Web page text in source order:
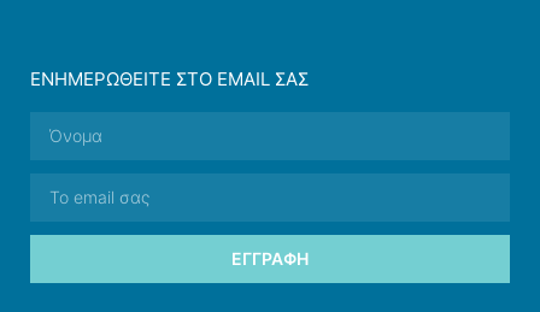
ΕΝΗΜΕΡΩΘΕΊΤΕ ΣΤΟ EMAIL ΣΑΣ
ΕΓΓΡΑΦΉ